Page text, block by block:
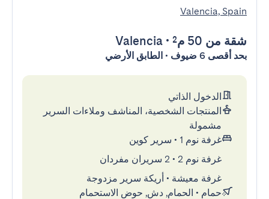
Valencia, Spain
شقة من 50 م² •
Valencia
بحد أقصى 6 ضيوف • الطابق الأرضي
الدخول الذاتي
المنتجات الشخصية، المناشف وملاءات السرير
مشمولة
غرفة نوم 1
• سرير كوين
غرفة نوم 2
• 2 سريران مفردان
غرفة معيشة • أريكة سرير مزدوجة
حمام • الحمام, دش, حوض الاستحمام